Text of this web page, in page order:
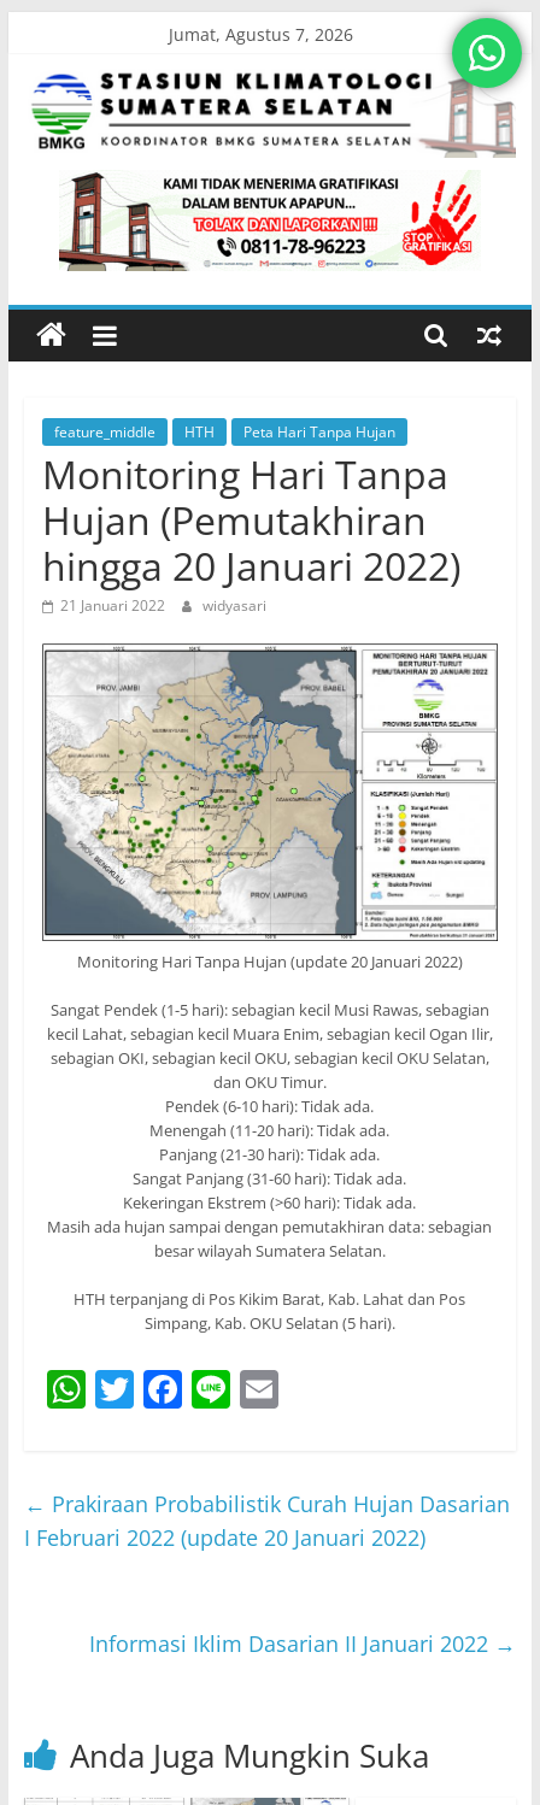
content
Jumat, Agustus 7, 2026
Stasiun
Klimatologi
Sumatera
Koordinator
BMKG
Sumatera
Selatan
feature_middle HTH Peta Hari Tanpa Hujan
Monitoring Hari Tanpa
Hujan (Pemutakhiran
hingga 20 Januari 2022)
21 Januari 2022 widyasari
Monitoring Hari Tanpa Hujan (update 20 Januari 2022)
Sangat Pendek (1-5 hari): sebagian kecil Musi Rawas, sebagian
kecil Lahat, sebagian kecil Muara Enim, sebagian kecil Ogan Ilir,
sebagian OKI, sebagian kecil OKU, sebagian kecil OKU Selatan,
dan OKU Timur.
Pendek (6-10 hari): Tidak ada.
Menengah (11-20 hari): Tidak ada.
Panjang (21-30 hari): Tidak ada.
Sangat Panjang (31-60 hari): Tidak ada.
Kekeringan Ekstrem (>60 hari): Tidak ada.
Masih ada hujan sampai dengan pemutakhiran data: sebagian
besar wilayah Sumatera Selatan.
HTH terpanjang di Pos Kikim Barat, Kab. Lahat dan Pos
Simpang, Kab. OKU Selatan (5 hari).
W
s
A
T
er
F
e
b
k
Li E
l
← Prakiraan Probabilistik Curah Hujan Dasarian
I Februari 2022 (update 20 Januari 2022)
Informasi Iklim Dasarian II Januari 2022 →
Anda Juga Mungkin Suka